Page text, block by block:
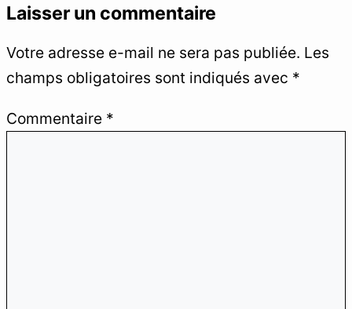
Laisser un commentaire
Votre adresse e-mail ne sera pas publiée. Les
champs obligatoires sont indiqués avec *
Commentaire *